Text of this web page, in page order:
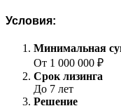
Условия:
Минимальная
От 1 000 000 ₽
Срок лизинга
До 7 лет
Решение